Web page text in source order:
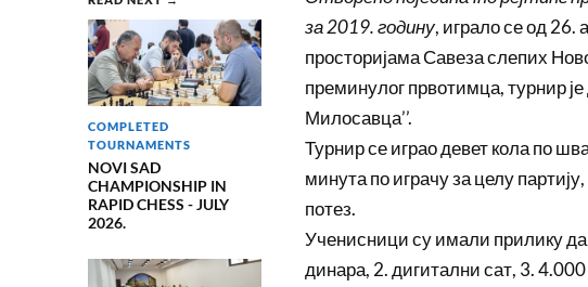
COMPLETED
TOURNAMENTS
NOVI SAD
CHAMPIONSHIP IN
RAPID CHESS - JULY
2026.
за 2019. годину, играло се од 26.
просторијама Савеза слепих
преминулог првотимца, турнир
Милосавца’’.
Турнир се играо девет кола по
минута по играчу за целу
потез.
Ученисници су имали прилику да
динара, 2. дигитални сат, 3.